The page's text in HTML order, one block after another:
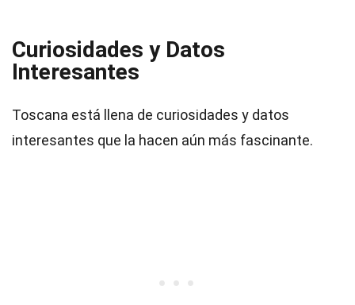
Curiosidades y Datos
Interesantes
Toscana está llena de curiosidades y datos
interesantes que la hacen aún más fascinante.